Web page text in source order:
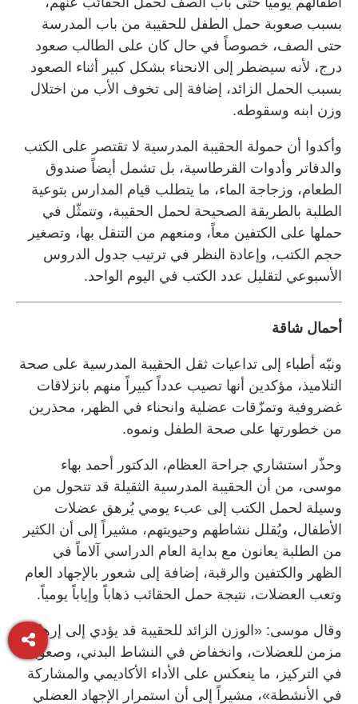
بسبب صعوبة حمل الطفل للحقيبة من باب المدرسة
حتى الصف، خصوصاً في حال كان على الطالب صعود
درج، لأنه سيضطر إلى الانحناء بشكل كبير أثناء الصعود
بسبب الحمل الزائد، إضافة إلى تخوف الأب من اختلال
وزن ابنه وسقوطه.
وأكدوا أن حمولة الحقيبة المدرسية لا تقتصر على الكتب
والدفاتر وأدوات القرطاسية، بل تشمل أيضاً صندوق
الطعام، وزجاجة الماء، ما يتطلب قيام المدارس بتوعية
الطلبة بالطريقة الصحيحة لحمل الحقيبة، وتتمثّل في
حملها على الكتفين معاً، ومنعهم من التنقل بها، وتصغير
حجم الكتب، وإعادة النظر في ترتيب جدول الدروس
الأسبوعي لتقليل عدد الكتب في اليوم الواحد.
أحمال شاقة
ونبّه أطباء إلى تداعيات ثقل الحقيبة المدرسية على صحة
التلاميذ، مؤكدين أنها تصيب عدداً كبيراً منهم بانزلاقات
غضروفية وتمزّقات عضلية وانحناء في الظهر، محذرين
من خطورتها على صحة الطفل ونموه.
وحذّر استشاري جراحة العظام، الدكتور أحمد بهاء
موسى، من أن الحقيبة المدرسية الثقيلة قد تتحول من
وسيلة لحمل الكتب إلى عبء يومي يُرهق عضلات
الأطفال، ويُقلل نشاطهم وحيويتهم، مشيراً إلى أن الكثير
من الطلبة يعانون مع بداية العام الدراسي آلاماً في
الظهر والكتفين والرقبة، إضافة إلى شعور بالإجهاد العام
وتعب العضلات، نتيجة حمل الحقائب ذهاباً وإياباً يومياً.
وقال موسى: «الوزن الزائد للحقيبة قد يؤدي إلى إرهاق
مزمن للعضلات، وانخفاض في النشاط البدني، وصعوبة
في التركيز، ما ينعكس على الأداء الأكاديمي والمشاركة
في الأنشطة»، مشيراً إلى أن استمرار الإجهاد العضلي